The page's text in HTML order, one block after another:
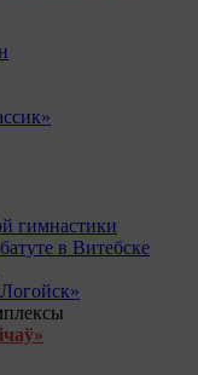
гимнастики
в Витебске